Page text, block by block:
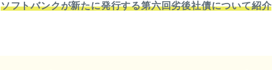
ソフトバンクが新たに発行する第六回劣後社債について紹介